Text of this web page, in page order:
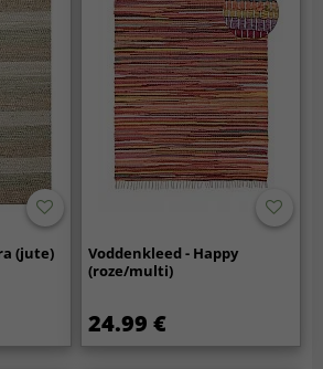
(jute)
Voddenkleed - Happy
(roze/multi)
24.99 €